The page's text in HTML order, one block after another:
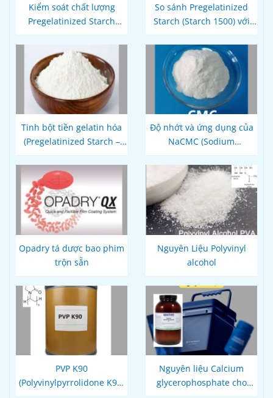
Kiểm soát chất lượng
Pregelatinized Starch
chuẩn USP – EP
So sánh Pregelatinized
Starch (Starch 1500) với
Tinh bột tiền gelatin hóa
(Pregelatinized Starch –
Độ nhớt và ứng dụng của
NaCMC (Sodium
Opadry tá dược bao phim
trộn sẵn
Nguyên Liệu Polyvinyl
alcohol
PVP K90
(Polyvinylpyrrolidone K90,
Nguyên liệu Calcium
glycerophosphate cho